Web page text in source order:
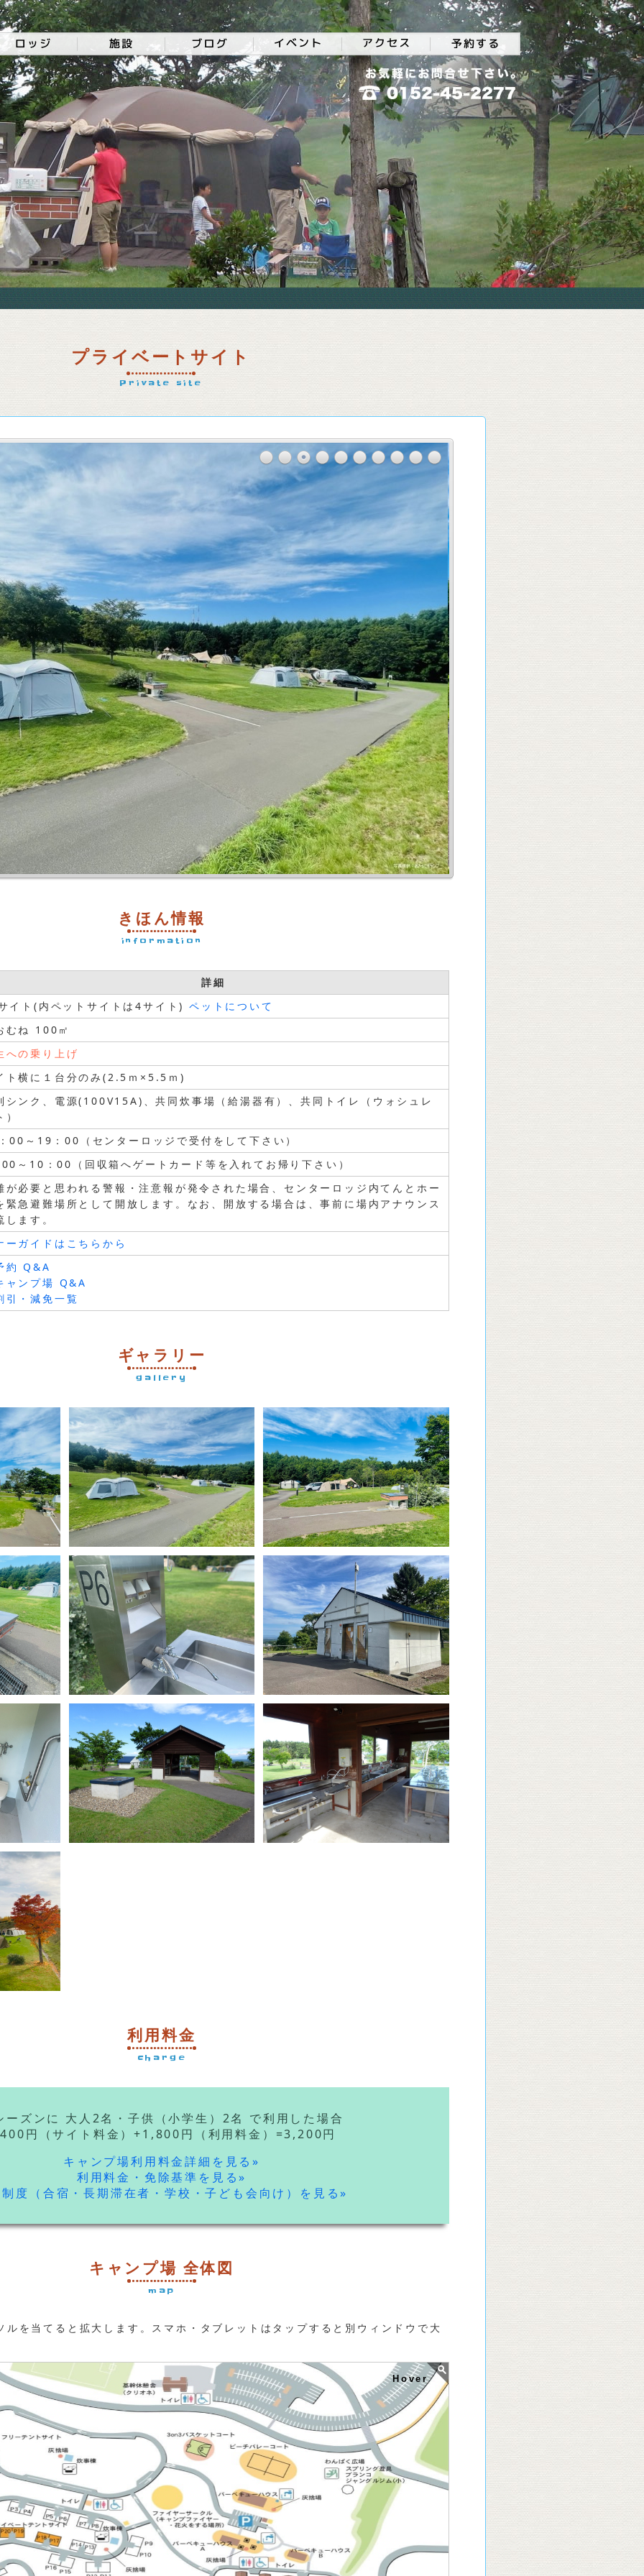
プライベートサイト
Private site
きほん情報
information
詳細
イト(内ペットサイトは4サイト)ペットについて
むね 100㎡
への乗り上げ
ト横に１台分のみ(2.5ｍ×5.5ｍ)
シンク、電源(100V15A)、共同炊事場（給湯器有）、共同トイレ（ウォシュレ
00～19：00（センターロッジで受付をして下さい）
～10：00（回収箱へゲートカード等を入れてお帰り下さい）
が必要と思われる警報・注意報が発令された場合、センターロッジ内てんとホー
緊急避難場所として開放します。なお、開放する場合は、事前に場内アナウンス
します。
ーガイドはこちらから
約 Q&A
ャンプ場 Q&A
引・減免一覧
ギャラリー
gallery
利用料金
charge
ーズンに 大人2名・子供（小学生）2名 で利用した場合
円（サイト料金）+1,800円（利用料金）=3,200円
キャンプ場利用料金詳細を見る»
利用料金・免除基準を見る»
度（合宿・長期滞在者・学校・子ども会向け）を見る»
キャンプ場 全体図
map
ルを当てると拡大します。スマホ・タブレットはタップすると別ウィンドウで大
Hover